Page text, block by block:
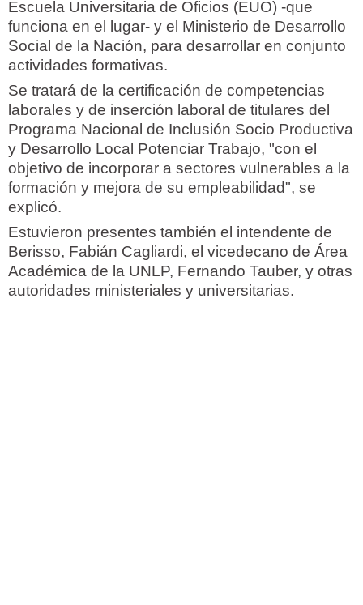
Escuela Universitaria de Oficios (EUO) -que
funciona en el lugar- y el Ministerio de Desarrollo
Social de la Nación, para desarrollar en conjunto
actividades formativas.
Se tratará de la certificación de competencias
laborales y de inserción laboral de titulares del
Programa Nacional de Inclusión Socio Productiva
y Desarrollo Local Potenciar Trabajo, "con el
objetivo de incorporar a sectores vulnerables a la
formación y mejora de su empleabilidad", se
explicó.
Estuvieron presentes también el intendente de
Berisso, Fabián Cagliardi, el vicedecano de Área
Académica de la UNLP, Fernando Tauber, y otras
autoridades ministeriales y universitarias.